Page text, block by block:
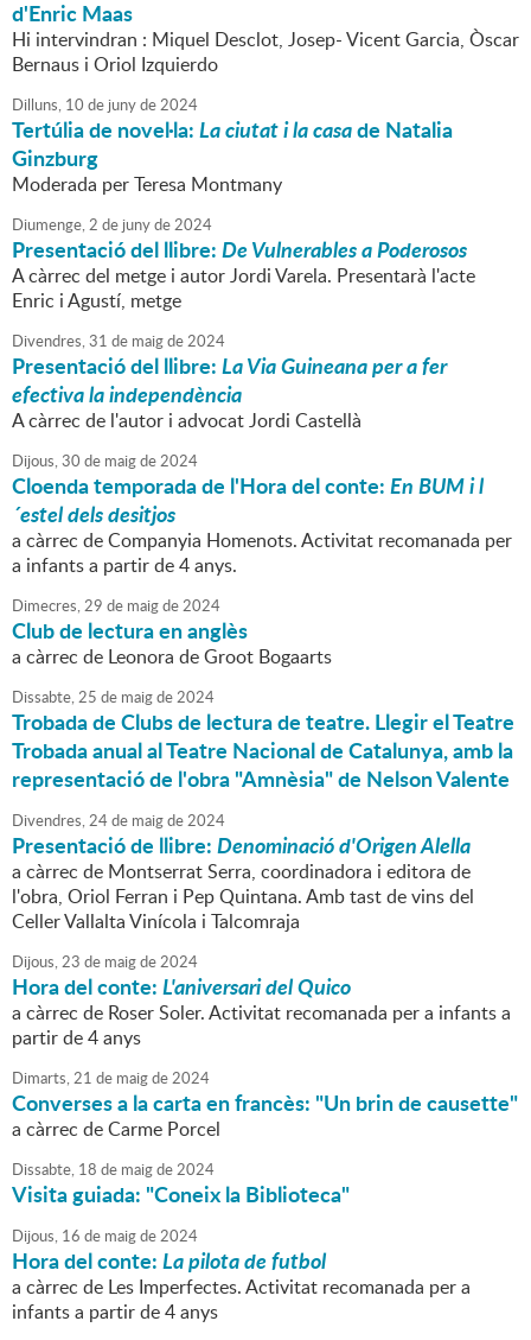
d'Enric Maas
Hi intervindran : Miquel Desclot, Josep- Vicent Garcia, Òscar
Bernaus i Oriol Izquierdo
Dilluns, 10 de junyde2024
Tertúlia de novel·la:La ciutat i la casade Natalia
Ginzburg
Moderada per Teresa Montmany
Diumenge,2 de junyde2024
Presentació del llibre:De Vulnerables a Poderosos
A càrrec del metge i autor Jordi Varela. Presentarà l'acte
Enric i Agustí, metge
Divendres,31 de maigde2024
Presentació del llibre:La Via Guineana per a fer
efectiva la independència
A càrrec de l'autor i advocat Jordi Castellà
Dijous,30 de maigde2024
Cloenda temporada de l'Hora del conte:En BUM i l
´estel dels desitjos
a càrrec de Companyia Homenots. Activitat recomanada per
a infants a partir de 4 anys.
Dimecres,29 de maigde2024
Club de lectura en anglès
a càrrec de Leonora de Groot Bogaarts
Dissabte,25 de maigde2024
Trobada de Clubs de lectura de teatre. Llegir el Teatre
Trobada anual al Teatre Nacional de Catalunya, amb la
representació de l'obra "Amnèsia" de Nelson Valente
Divendres,24de maigde2024
Presentació de llibre:Denominació d'Origen Alella
a càrrec de Montserrat Serra, coordinadora i editora de
l'obra, Oriol Ferran i Pep Quintana. Amb tast de vins del
Celler Vallalta Vinícola i Talcomraja
Dijous,23 de maigde2024
Hora del conte:L'aniversari del Quico
a càrrec de Roser Soler. Activitat recomanada per a infants a
partir de 4 anys
Dimarts,21 de maigde2024
Converses a la carta en francès: "Un brin de causette"
a càrrec de Carme Porcel
Dissabte, 18 de maigde2024
Visita guiada: "Coneix la Biblioteca"
Dijous, 16 de maigde2024
Hora del conte:La pilota de futbol
a càrrec de Les Imperfectes. Activitat recomanada per a
infants a partir de 4 anys